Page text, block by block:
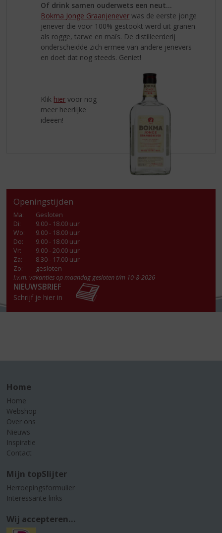
Of drink samen ouderwets een neut...
Bokma Jonge Graanjenever was de eerste jonge
jenever die voor 100% gestookt werd uit granen
als rogge, tarwe en maïs. De distilleerderij
onderscheidde zich ermee van andere jenevers
en doet dat nog steeds. Geniet!
Klik hier voor nog
meer heerlijke
ideeën!
Openingstijden
Ma:
Gesloten
Di:
9.00 - 18.00 uur
Wo:
9.00 - 18.00 uur
Do:
9.00 - 18.00 uur
Vr:
9.00 - 20.00 uur
Za:
8.30 - 17.00 uur
Zo:
gesloten
I.v.m. vakanties op maandag gesloten t/m 10-8-2026
NIEUWSBRIEF
Schrijf je hier in
Home
Home
Webshop
Over ons
Nieuws
Inspiratie
Contact
Mijn topSlijter
Herroepingsformulier
Interessante links
Wij accepteren...